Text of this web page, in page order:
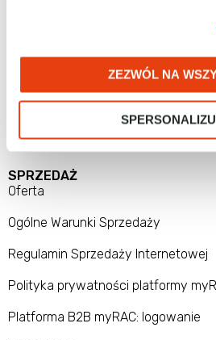
ZEZWÓL NA
RAControls Sp. z o.o.
SPRZEDAŻ
Oferta
Ogólne Warunki Sprzedaży
Regulamin Sprzedaży Internetowej
Polityka prywatności platformy
Platforma B2B myRAC: logowanie